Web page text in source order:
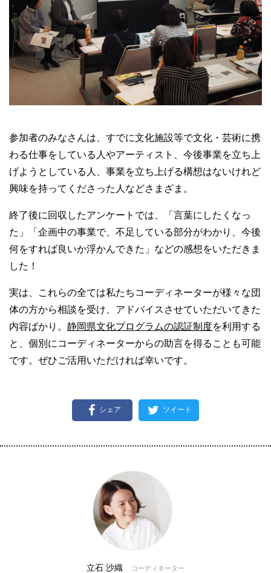
参加者のみなさんは、すでに文化施設等で文化・芸術に携
わる仕事をしている人やアーティスト、今後事業を立ち上
げようとしている人、事業を立ち上げる構想はないけれど
興味を持ってくださった人などさまざま。
終了後に回収したアンケートでは、「言葉にしたくなっ
た」「企画中の事業で、不足している部分がわかり、今後
何をすれば良いか浮かんできた」などの感想をいただきま
した！
実は、これらの全ては私たちコーディネーターが様々な団
体の方から相談を受け、アドバイスさせていただいてきた
内容ばかり。 静岡県文化プログラムの認証制度を利用する
と、個別にコーディネーターからの助言を得ることも可能
です。ぜひご活用いただければ幸いです。
シェア ツイート
立石 沙織 コーディネーター